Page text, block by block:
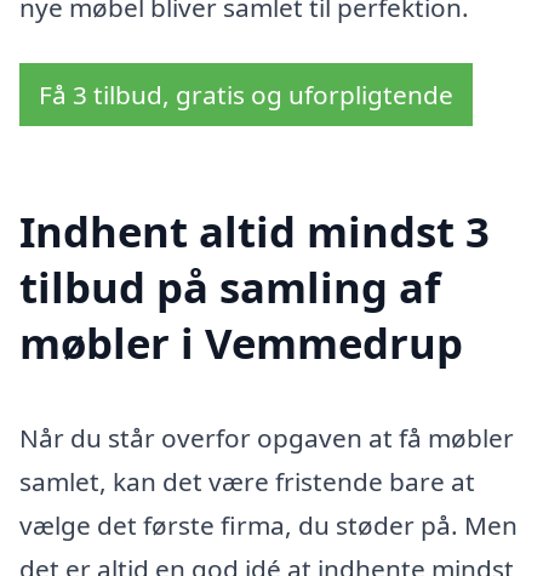
nye møbel bliver samlet til perfektion.
Få 3 tilbud, gratis og uforpligtende
Indhent altid mindst 3
tilbud på samling af
møbler i Vemmedrup
Når du står overfor opgaven at få møbler
samlet, kan det være fristende bare at
vælge det første firma, du støder på. Men